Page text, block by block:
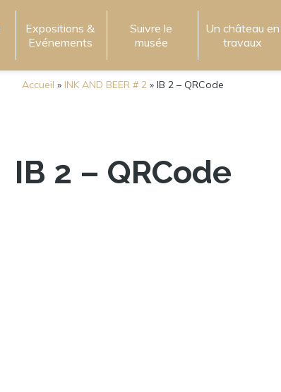
Expositions &
Evénements
Suivre le
musée
Un château en
travaux
Accueil » INK AND BEER # 2 » IB 2 – QRCode
IB 2 – QRCode